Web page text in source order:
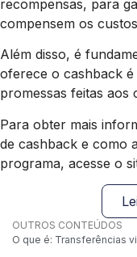
recompensas, para
compensem os
Além disso, é
oferece o cashback
promessas feitas aos
Para obter mais
de cashback e como
programa, acesse o
OUTROS CONTEÚDOS